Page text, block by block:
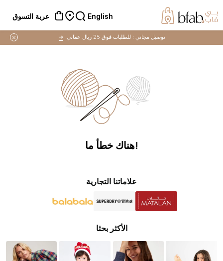
English عربة التسوق
توصيل مجاني : للطلبات فوق 25 ريال عماني ➜
!هناك خطأ ما
علاماتنا التجارية
الأكثر بحثا